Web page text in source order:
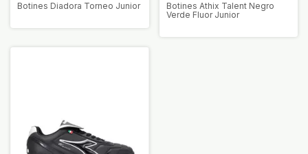
Botines Diadora Torneo Junior
Botines Athix Talent Negro
Verde Fluor Junior